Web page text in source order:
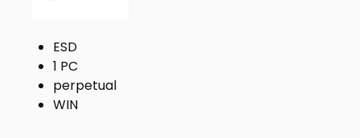
ESD
1 PC
perpetual
WIN